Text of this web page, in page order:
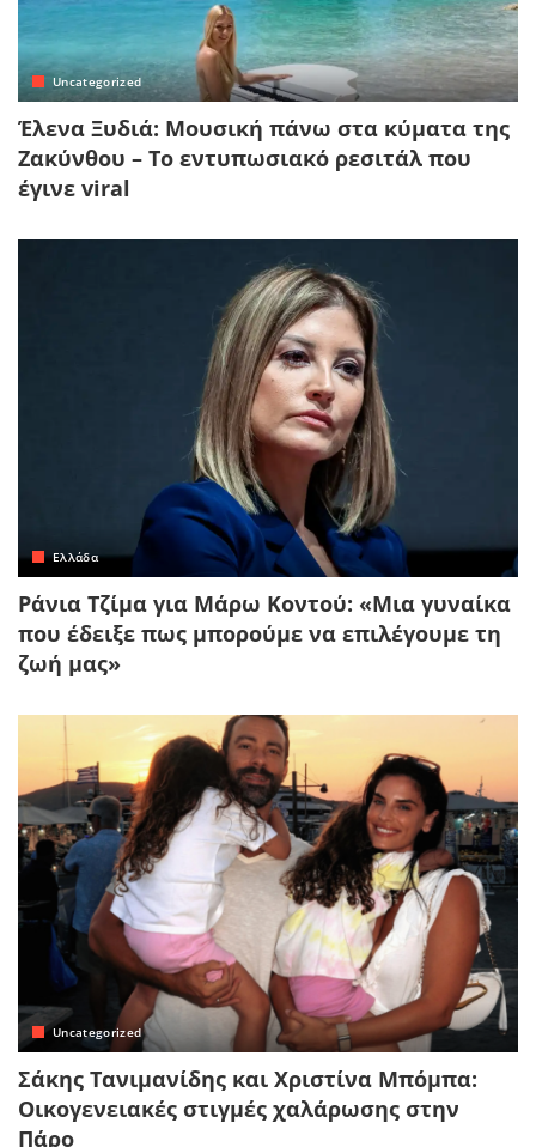
Uncategorized
Έλενα Ξυδιά: Μουσική πάνω στα κύματα της
Ζακύνθου – Το εντυπωσιακό ρεσιτάλ που
έγινε viral
Ελλάδα
Ράνια Τζίμα για Μάρω Κοντού: «Μια γυναίκα
που έδειξε πως μπορούμε να επιλέγουμε τη
ζωή μας»
Uncategorized
Σάκης Τανιμανίδης και Χριστίνα Μπόμπα:
Οικογενειακές στιγμές χαλάρωσης στην
Πάρο